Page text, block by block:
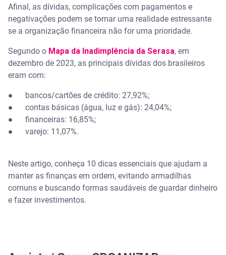
O que pode acontecer por causa da falta de
organização financeira
1. Faça um orçamento detalhado
download
Salve uma cópia da nossa planilha e organize suas
finanças
3. Elimine dívidas de juros altos
4. Crie uma reserva de emergência
6. Reduza despesas desnecessárias
Afinal, as dívidas, complicações com pagamentos e
negativações podem se tornar uma realidade estressante
se a organização financeira não for uma prioridade.
Segundo o Mapa da Inadimplência da Serasa, em
dezembro de 2023, as principais dívidas dos brasileiros
eram com:
● bancos/cartões de crédito: 27,92%;
● contas básicas (água, luz e gás): 24,04%;
● financeiras: 16,85%;
● varejo: 11,07%.
Neste artigo, conheça 10 dicas essenciais que ajudam a
manter as finanças em ordem, evitando armadilhas
comuns e buscando formas saudáveis de guardar dinheiro
e fazer investimentos.